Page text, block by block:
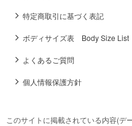
特定商取引に基づく表記
ボディサイズ表 Body Size List
よくあるご質問
個人情報保護方針
このサイトに掲載されている内容(デ